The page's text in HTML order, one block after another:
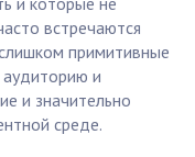
встречаются
примитивные
и
и значительно
среде.